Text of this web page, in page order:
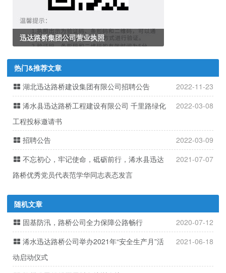
迅达路桥集团公司营业执照
热门&推荐文章
2022-11-23
湖北迅达路桥建设集团有限公司招聘公告
2022-03-08
浠水县迅达路桥工程建设有限公司 千里路绿化
工程投标邀请书
2022-03-09
招聘公告
2021-07-07
不忘初心，牢记使命，砥砺前行，浠水县迅达
路桥优秀党员代表范学华同志表态发言
随机文章
2020-07-12
固基防汛，路桥公司全力保障公路畅行
2021-06-18
浠水迅达路桥公司举办2021年“安全生产月”活
动启动仪式